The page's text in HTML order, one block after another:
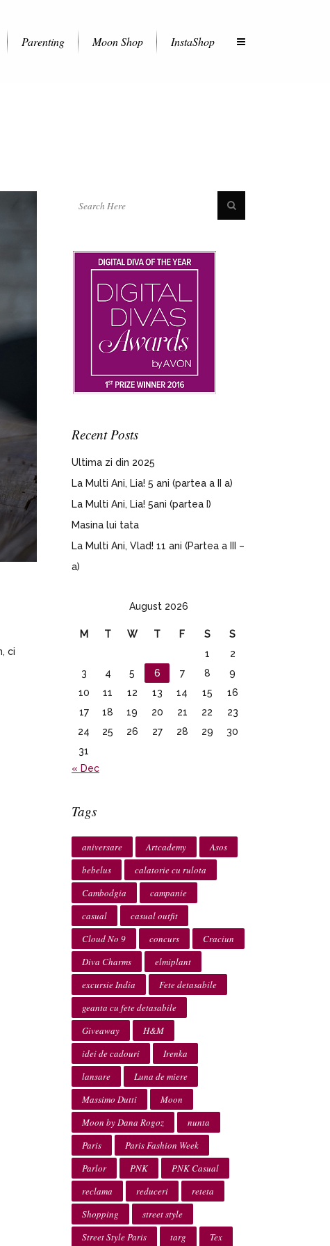
Parenting Moon Shop InstaShop
ci
Recent Posts
Ultima zi din 2025
La Multi Ani, Lia! 5 ani (partea a II a)
La Multi Ani, Lia! 5ani (partea I)
Masina lui tata
La Multi Ani, Vlad! 11 ani (Partea a III –
a)
August 2026
M T W T F S
S
1
2
3
4 5 6 7 8
9
10
11 12 13 14 15
16
17
18 19 20 21 22
23
24
25 26 27 28 29
30
31
« Dec
Tags
aniversare Artcademy
Asos
bebelus
calatorie cu rulota
Cambodgia
campanie
casual
casual outfit
Cloud No 9
concurs
Craciun
Diva Charms
elmiplant
excursie India
Fete detasabile
geanta cu fete detasabile
Giveaway
H&M
idei de cadouri
Irenka
lansare
Luna de miere
Massimo Dutti
Moon
Moon by Dana Rogoz
nunta
Paris
Paris Fashion Week
Parlor
PNK
PNK Casual
reclama
reduceri
reteta
Shopping
street style
Street Style Paris
targ Tex